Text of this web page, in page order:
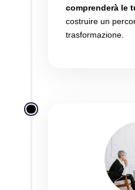
comprenderà le
costruire un
trasformazione.